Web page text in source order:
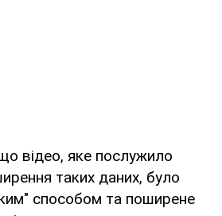
відео, яке послужило
таких даних, було
способом та поширене